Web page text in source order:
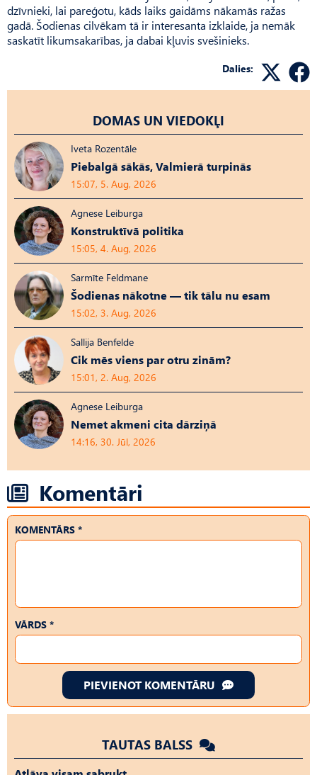
dzīvnieki, lai pareģotu, kāds laiks gaidāms nākamās ražas
gadā. Šodienas cilvēkam tā ir interesanta izklaide, ja nemāk
saskatīt likumsakarības, ja dabai kļuvis svešinieks.
Dalies:
DOMAS UN VIEDOKĻI
Iveta Rozentāle
Piebalgā sākās, Valmierā turpinās
15:07, 5. Aug, 2026
Agnese Leiburga
Konstruktīvā politika
15:05, 4. Aug, 2026
Sarmīte Feldmane
Šodienas nākotne — tik tālu nu esam
15:02, 3. Aug, 2026
Sallija Benfelde
Cik mēs viens par otru zinām?
15:01, 2. Aug, 2026
Agnese Leiburga
Nemet akmeni cita dārziņā
14:16, 30. Jūl, 2026
Komentāri
KOMENTĀRS *
VĀRDS *
PIEVIENOT KOMENTĀRU
TAUTAS BALSS